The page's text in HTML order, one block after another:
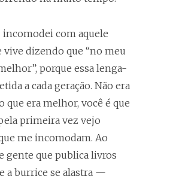
incomodei com aquele
vive dizendo que “no meu
porque essa lenga-
a cada geração. Não era
que era melhor, você é que
primeira vez vejo
me incomodam. Ao
gente que publica livros
a burrice se alastra —